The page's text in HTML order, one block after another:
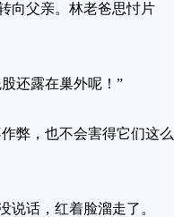
向父亲。林老爸思忖片
还露在巢外呢！”
弊，也不会害得它们这么
话，红着脸溜走了。